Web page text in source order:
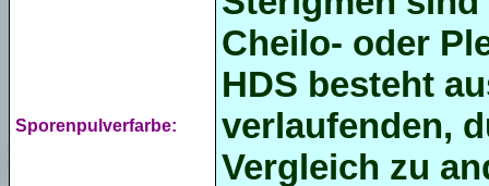
Sporenpulverfarbe:
Cheilo- oder
HDS besteht
verlaufenden,
Vergleich zu